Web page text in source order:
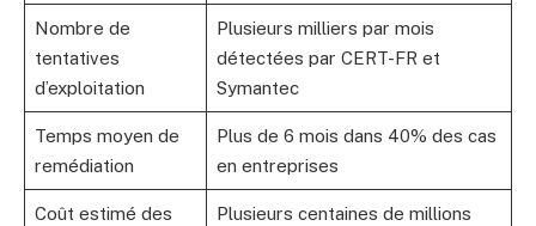
Nombre de
tentatives
d’exploitation
Plusieurs milliers par mois
détectées par CERT-FR et
Symantec
Temps moyen de
remédiation
Plus de 6 mois dans 40% des cas
en entreprises
Coût estimé des
Plusieurs centaines de millions